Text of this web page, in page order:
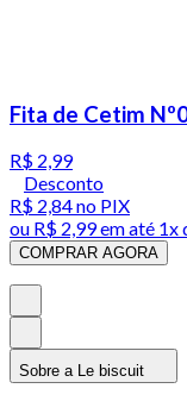
Fita de Cetim
R$ 2,99
Desconto
R$ 2,84no PIX
ou R$ 2,99em até 1x
COMPRAR AGORA
Sobre a Le biscuit